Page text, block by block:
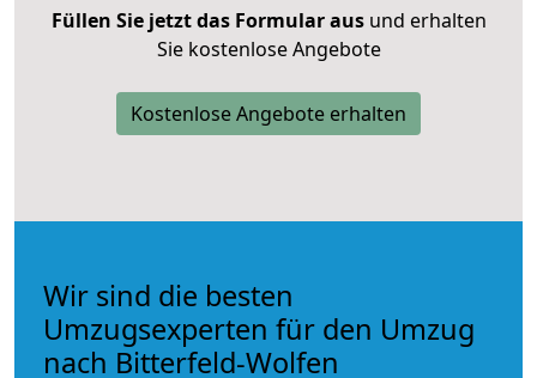
Füllen Sie jetzt das Formular ausund erhalten
Sie kostenlose Angebote
Kostenlose Angebote erhalten
Wir sind die besten
Umzugsexperten für den Umzug
nach Bitterfeld-Wolfen